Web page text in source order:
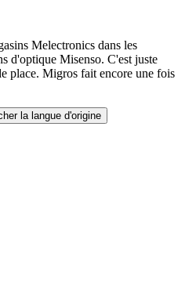
Melectronics dans les
d'optique Misenso. C'est juste
place. Migros fait encore une fois
la langue d'origine